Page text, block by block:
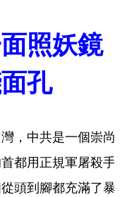
照妖鏡
孔
，中共是一個崇尚
都用正規軍屠殺手
頭到腳都充滿了暴